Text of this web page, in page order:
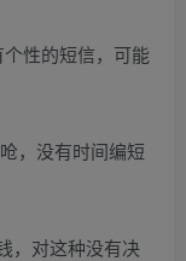
性的短信，可能
，没有时间编短
，对这种没有决